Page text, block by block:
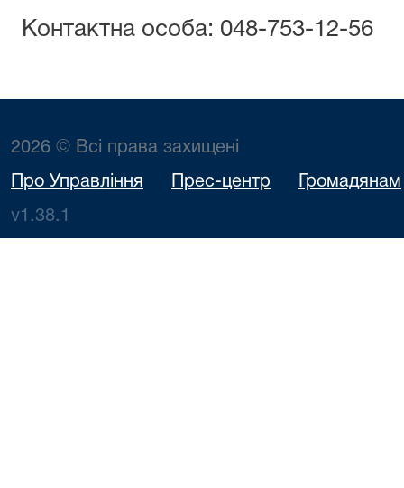
Контактна особа: 048-753-12-56
2026 © Всі права захищені
Про Управління Прес-центр Громадянам
v1.38.1